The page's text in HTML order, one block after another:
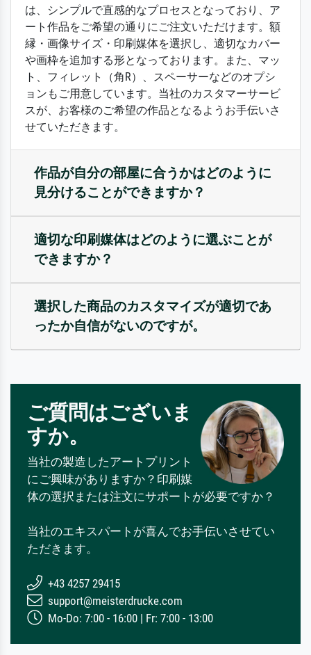
は、シンプルで直感的なプロセスとなっており、ア
ート作品をご希望の通りにご注文いただけます。額
縁・画像サイズ・印刷媒体を選択し、適切なカバー
や画枠を追加する形となっております。また、マッ
ト、フィレット（角R）、スペーサーなどのオプシ
ョンもご用意しています。当社のカスタマーサービ
スが、お客様のご希望の作品となるようお手伝いさ
せていただきます。
作品が自分の部屋に合うかはどのように
見分けることができますか？
適切な印刷媒体はどのように選ぶことが
できますか？
選択した商品のカスタマイズが適切であ
ったか自信がないのですが。
ご質問はございま
すか。
当社の製造したアートプリント
にご興味がありますか？印刷媒
体の選択または注文にサポートが必要ですか？
当社のエキスパートが喜んでお手伝いさせてい
ただきます。
+43 4257 29415
support@meisterdrucke.com
Mo-Do: 7:00 - 16:00 | Fr: 7:00 - 13:00